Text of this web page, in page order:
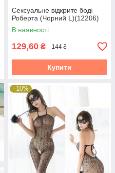
Сексуальне відкрите боді
Роберта (Чорний L)(12206)
В наявності
129,60 ₴ 144 ₴
Купити
–10%